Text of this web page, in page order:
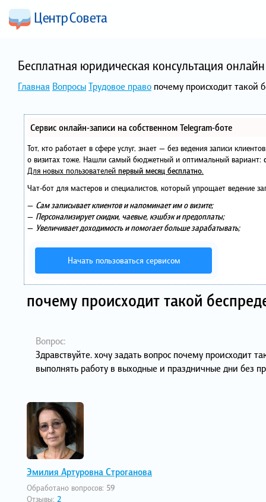
Бесплатная юридическая консультация
Главная ВопросыТрудовое право почему происходит такой
Сервис онлайн-записи на собственном Telegram-боте
Тот, кто работает в сфере услуг, знает — без ведения записи
о визитах тоже. Нашли самый бюджетный и оптимальный вариант:
Для новых пользователей первый месяц бесплатно.
Чат-бот для мастеров и специалистов, который упрощает ведение
— Сам записывает клиентов и напоминает им о визите;
— Персонализирует скидки, чаевые, кэшбэк и предоплаты;
— Увеличивает доходимость и помогает больше зарабатывать;
Начать пользоваться сервисом
почему происходит такой
Вопрос:
Здравствуйте. хочу задать вопрос почему происходит
выполнять работу в выходные и праздничные дни без
Эмилия Артуровна Строганова
Обработано вопросов: 59
Отзывы: 2